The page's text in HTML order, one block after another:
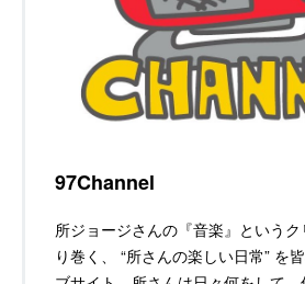
97Channel
所ジョージさんの『音楽』という
り巻く、 “所さんの楽しい日常” を